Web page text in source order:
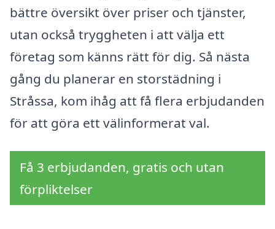
bättre översikt över priser och tjänster,
utan också tryggheten i att välja ett
företag som känns rätt för dig. Så nästa
gång du planerar en storstädning i
Stråssa, kom ihåg att få flera erbjudanden
för att göra ett välinformerat val.
Få 3 erbjudanden, gratis och utan
förpliktelser